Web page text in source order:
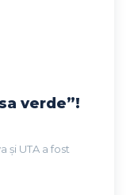
verde”!
și UTA a fost